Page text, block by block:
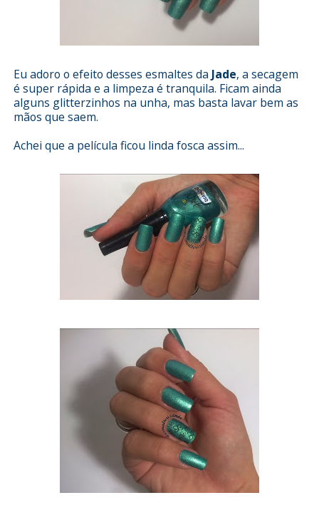
Eu adoro o efeito desses esmaltes da Jade, a secagem
é super rápida e a limpeza é tranquila. Ficam ainda
alguns glitterzinhos na unha, mas basta lavar bem as
mãos que saem.
Achei que a película ficou linda fosca assim...